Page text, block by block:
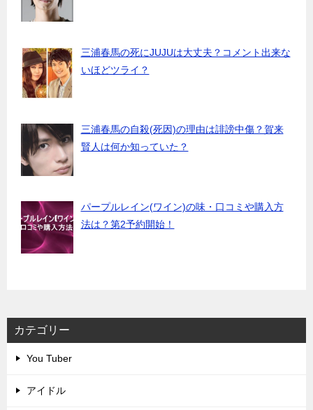
三浦春馬の死にJUJUは大丈夫？コメント出来な
いほどツライ？
三浦春馬の自殺(死因)の理由は誹謗中傷？賀来
賢人は何か知っていた？
パープルレイン(ワイン)の味・口コミや購入方
法は？第2予約開始！
カテゴリー
You Tuber
アイドル